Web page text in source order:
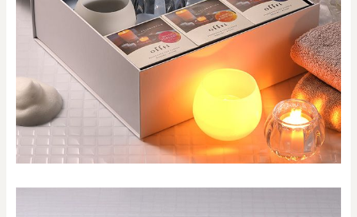
色で探す